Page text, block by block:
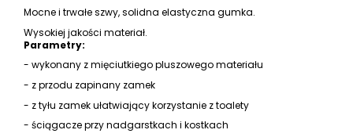
Mocne i trwałe szwy, solidna elastyczna gumka.
Wysokiej jakości materiał.
Parametry:
- wykonany z mięciutkiego pluszowego materiału
- z przodu zapinany zamek
- z tyłu zamek ułatwiający korzystanie z toalety
- ściągacze przy nadgarstkach i kostkach